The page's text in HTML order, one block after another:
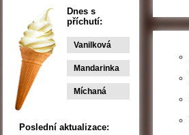
Dnes s
příchutí:
Vanilková
Mandarinka
Míchaná
Poslední aktualizace: